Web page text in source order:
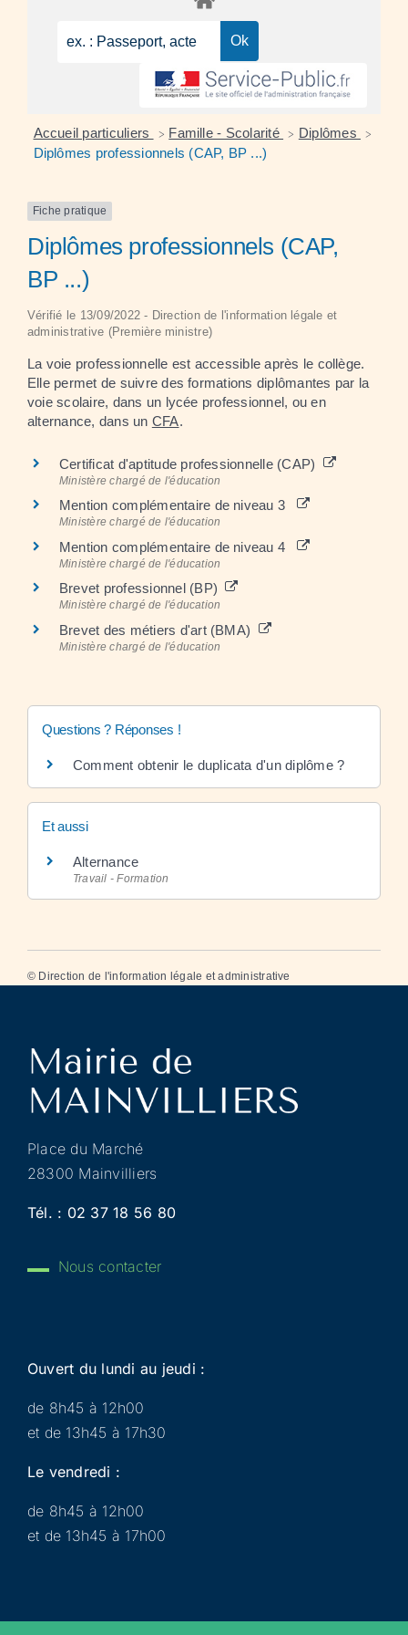
Accueil particuliers > Famille - Scolarité > Diplômes >
Diplômes professionnels (CAP, BP ...)
Fiche pratique
Diplômes professionnels (CAP,
BP ...)
Vérifié le 13/09/2022 - Direction de l'information légale et
administrative (Première ministre)
La voie professionnelle est accessible après le collège.
Elle permet de suivre des formations diplômantes par la
voie scolaire, dans un lycée professionnel, ou en
alternance, dans un CFA.
Certificat d'aptitude professionnelle (CAP)
Ministère chargé de l'éducation
Mention complémentaire de niveau 3
Ministère chargé de l'éducation
Mention complémentaire de niveau 4
Ministère chargé de l'éducation
Brevet professionnel (BP)
Ministère chargé de l'éducation
Brevet des métiers d'art (BMA)
Ministère chargé de l'éducation
Questions ? Réponses !
Comment obtenir le duplicata d'un diplôme ?
Et aussi
Alternance
Travail - Formation
© Direction de l'information légale et administrative
Place du Marché
28300 Mainvilliers
Tél. : 02 37 18 56 80
Nous contacter
Ouvert du lundi au jeudi :
de 8h45 à 12h00
et de 13h45 à 17h30
Le vendredi :
de 8h45 à 12h00
et de 13h45 à 17h00